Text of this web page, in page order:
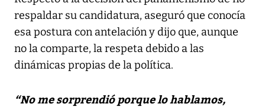
respaldar su candidatura, aseguró que conocía
esa postura con antelación y dijo que, aunque
no la comparte, la respeta debido a las
dinámicas propias de la política.
“No me sorprendió porque lo hablamos,